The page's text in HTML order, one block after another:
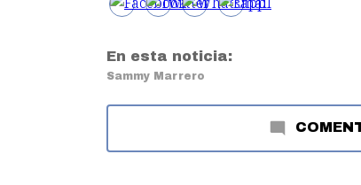
En esta noticia:
Sammy Marrero